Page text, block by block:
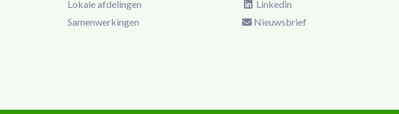
Lokale afdelingen
Samenwerkingen
Linkedin
Nieuwsbrief